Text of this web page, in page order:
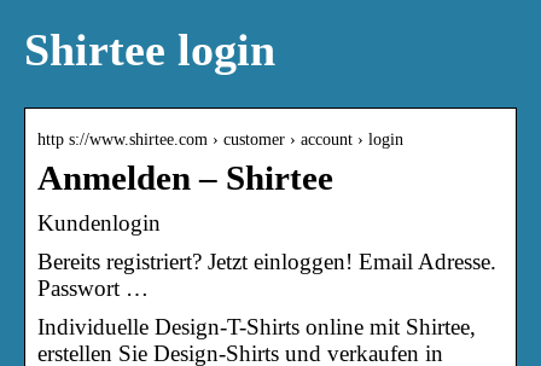
Shirtee login
http s://www.shirtee.com › customer › account › login
Anmelden – Shirtee
Kundenlogin
Bereits registriert? Jetzt einloggen! Email Adresse.
Passwort …
Individuelle Design-T-Shirts online mit Shirtee,
erstellen Sie Design-Shirts und verkaufen in